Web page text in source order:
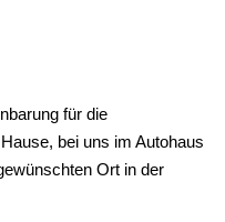
für die
bei uns im Autohaus
Ort in der